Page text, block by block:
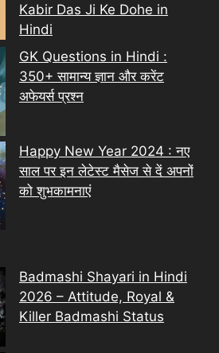
Kabir Das Ji Ke Dohe in
Hindi
GK Questions in Hindi :
350+ सामान्य ज्ञान और करेंट
अफेयर्स प्रश्न
Happy New Year 2024 : नए
साल पर इन लेटेस्ट मैसेज से दें अपनों
को शुभकामनाएं
Badmashi Shayari in Hindi
2026 – Attitude, Royal &
Killer Badmashi Status